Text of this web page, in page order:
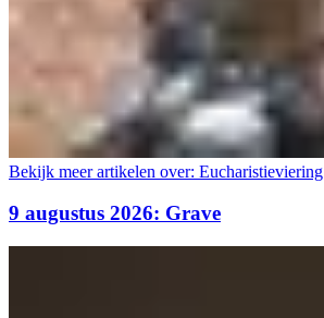
Bekijk meer artikelen over: Eucharistieviering
9 augustus 2026: Grave